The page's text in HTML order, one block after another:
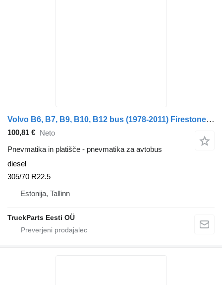
Volvo B6, B7, B9, B10, B12 bus (1978-2011) Firestone B12B (01.97-12.11)
100,81 € Neto
Pnevmatika in platišče - pnevmatika za avtobus
diesel
305/70 R22.5
Estonija, Tallinn
TruckParts Eesti OÜ